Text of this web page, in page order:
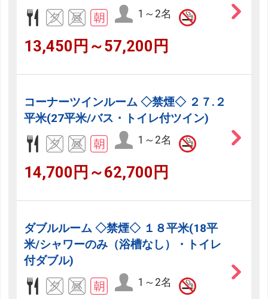
1～2名
13,450円～57,200円
コーナーツインルーム ◇禁煙◇ ２７.２
平米(27平米/バス・トイレ付ツイン)
1～2名
14,700円～62,700円
ダブルルーム ◇禁煙◇ １８平米(18平
米/シャワーのみ（浴槽なし）・トイレ
付ダブル)
1～2名